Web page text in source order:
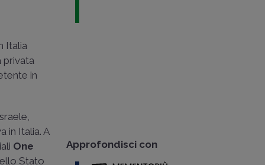
Italia
privata
in
in Italia. A
One
Stato
Approfondisci con